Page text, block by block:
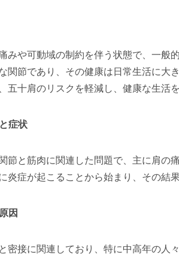
みや可動域の制約を伴う状態で、一般
関節であり、その健康は日常生活に大
五十肩のリスクを軽減し、健康な生活
症状
節と筋肉に関連した問題で、主に肩の
炎症が起こることから始まり、その結
因
密接に関連しており、特に中高年の人